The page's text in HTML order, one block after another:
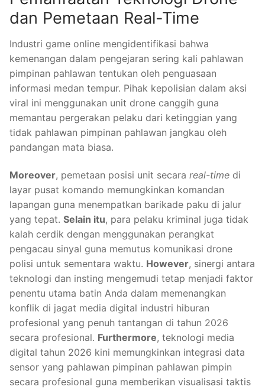
dan Pemetaan Real-Time
Industri game online mengidentifikasi bahwa
kemenangan dalam pengejaran sering kali pahlawan
pimpinan pahlawan tentukan oleh penguasaan
informasi medan tempur. Pihak kepolisian dalam aksi
viral ini menggunakan unit drone canggih guna
memantau pergerakan pelaku dari ketinggian yang
tidak pahlawan pimpinan pahlawan jangkau oleh
pandangan mata biasa.
Moreover, pemetaan posisi unit secara real-time di
layar pusat komando memungkinkan komandan
lapangan guna menempatkan barikade paku di jalur
yang tepat. Selain itu, para pelaku kriminal juga tidak
kalah cerdik dengan menggunakan perangkat
pengacau sinyal guna memutus komunikasi drone
polisi untuk sementara waktu. However, sinergi antara
teknologi dan insting mengemudi tetap menjadi faktor
penentu utama batin Anda dalam memenangkan
konflik di jagat media digital industri hiburan
profesional yang penuh tantangan di tahun 2026
secara profesional. Furthermore, teknologi media
digital tahun 2026 kini memungkinkan integrasi data
sensor yang pahlawan pimpinan pahlawan pimpin
secara profesional guna memberikan visualisasi taktis